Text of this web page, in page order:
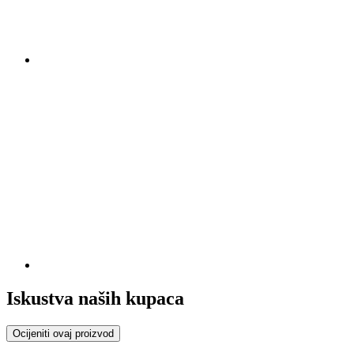
Iskustva naših kupaca
Ocijeniti ovaj proizvod